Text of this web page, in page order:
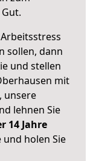
sollen, dann
und stellen
mit
, unsere
lehnen Sie
14 Jahre
holen Sie